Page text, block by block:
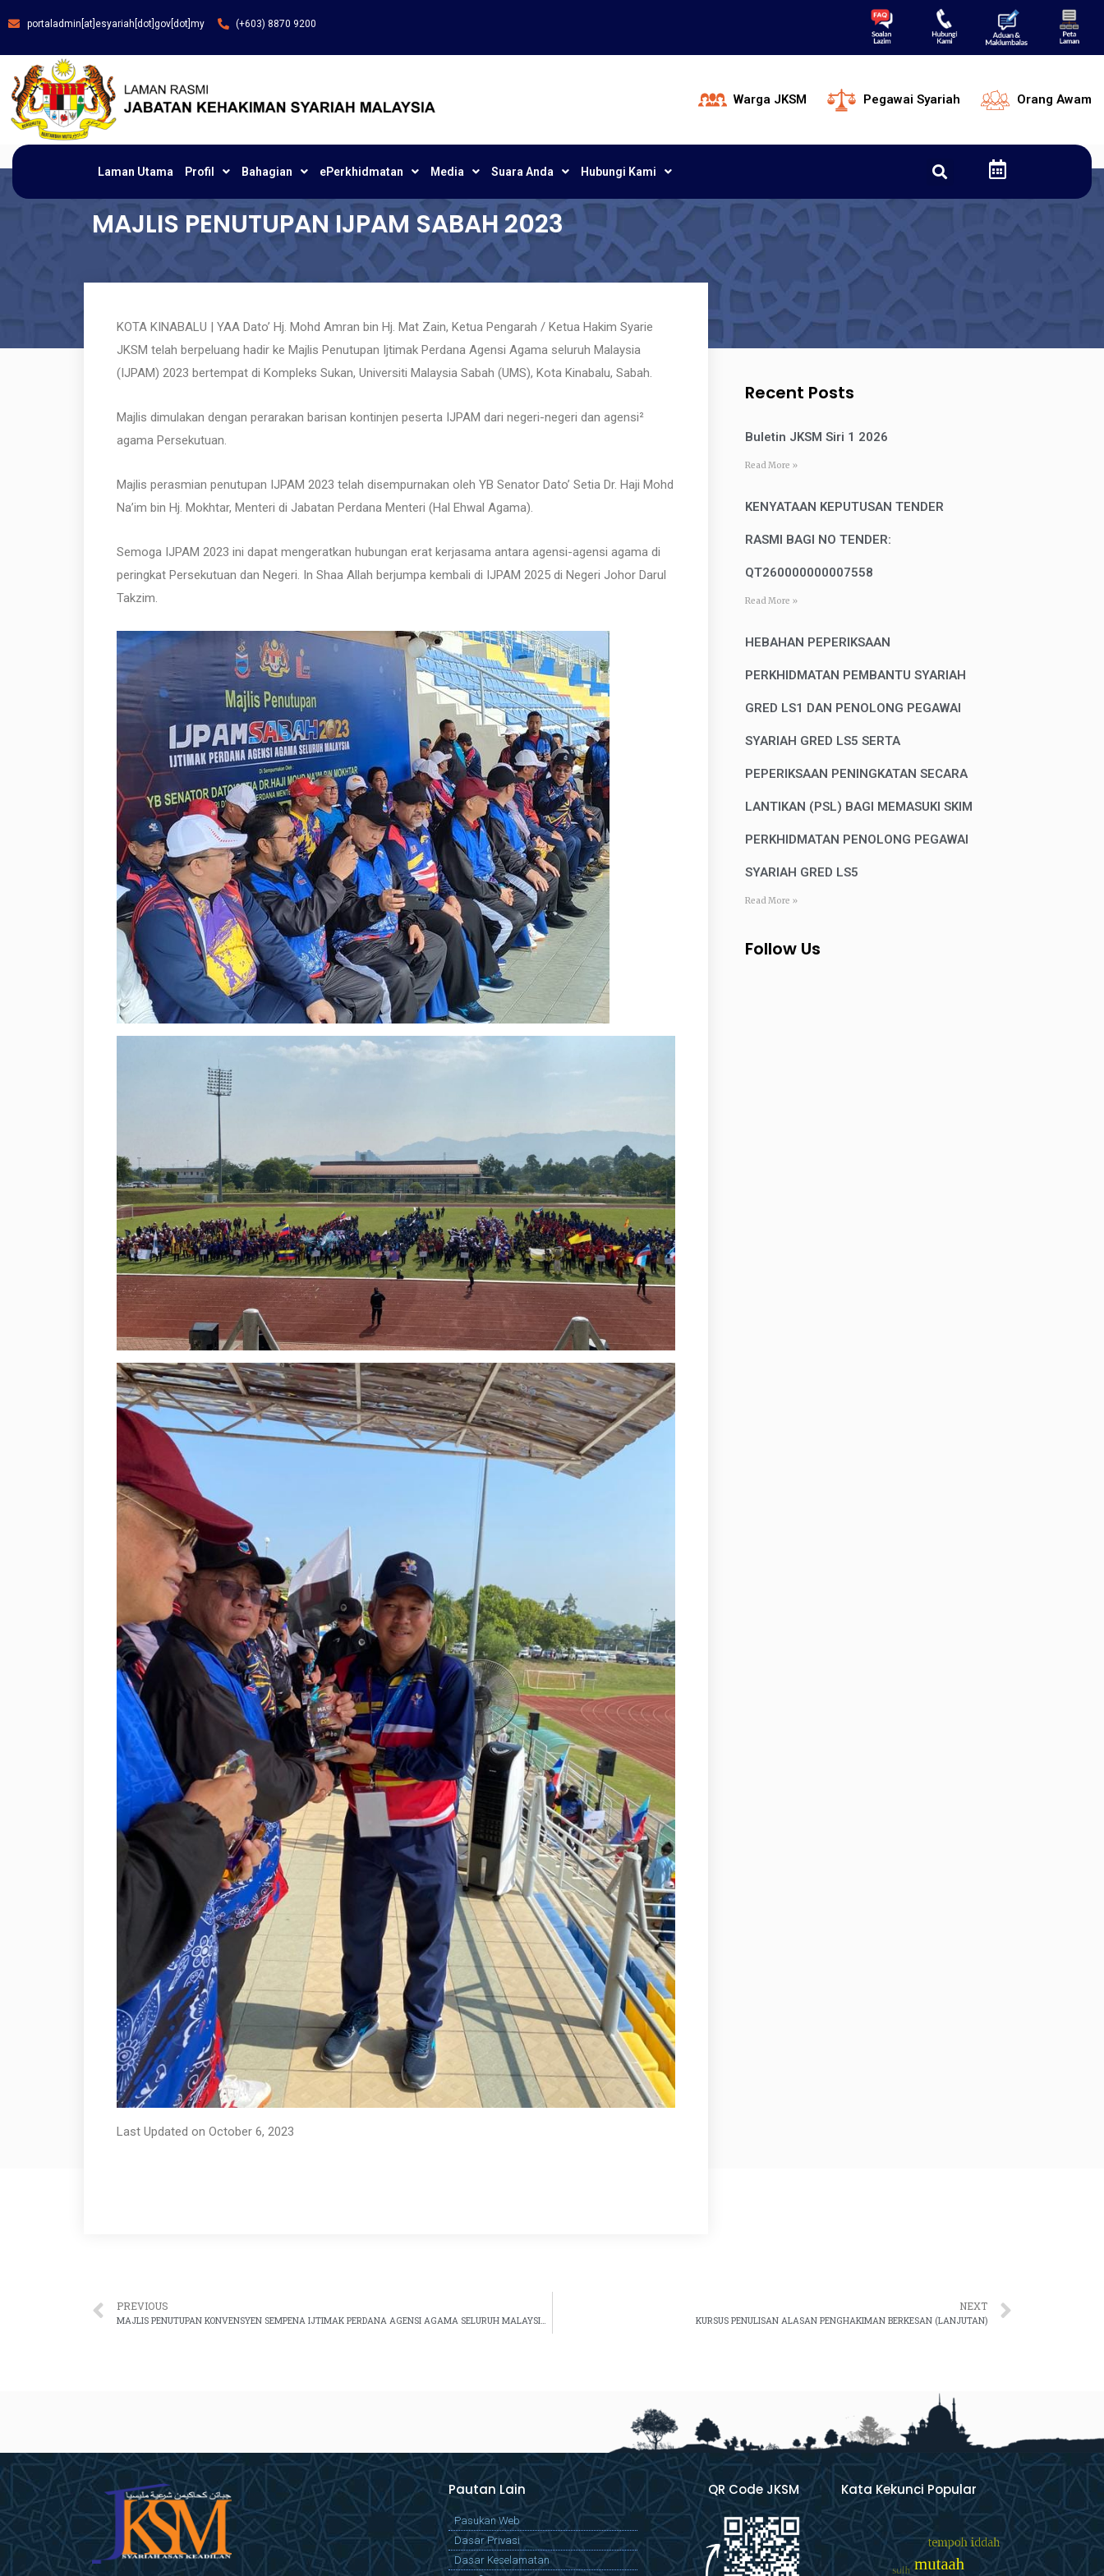
portaladmin[at]esyariah[dot]gov[dot]my (+603) 8870 9200
Warga JKSM Pegawai Syariah Orang Awam
Laman Utama Profil Bahagian ePerkhidmatan Media Suara Anda Hubungi Kami
MAJLIS PENUTUPAN IJPAM SABAH 2023
KOTA KINABALU | YAA Dato’ Hj. Mohd Amran bin Hj. Mat Zain, Ketua Pengarah / Ketua Hakim Syarie
JKSM telah berpeluang hadir ke Majlis Penutupan Ijtimak Perdana Agensi Agama seluruh Malaysia
(IJPAM) 2023 bertempat di Kompleks Sukan, Universiti Malaysia Sabah (UMS), Kota Kinabalu, Sabah.
Majlis dimulakan dengan perarakan barisan kontinjen peserta IJPAM dari negeri-negeri dan agensi²
agama Persekutuan.
Majlis perasmian penutupan IJPAM 2023 telah disempurnakan oleh YB Senator Dato’ Setia Dr. Haji Mohd
Na’im bin Hj. Mokhtar, Menteri di Jabatan Perdana Menteri (Hal Ehwal Agama).
Semoga IJPAM 2023 ini dapat mengeratkan hubungan erat kerjasama antara agensi-agensi agama di
peringkat Persekutuan dan Negeri. In Shaa Allah berjumpa kembali di IJPAM 2025 di Negeri Johor Darul
Takzim.
Last Updated on October 6, 2023
Recent Posts
Buletin JKSM Siri 1 2026
Read More »
KENYATAAN KEPUTUSAN TENDER
RASMI BAGI NO TENDER:
QT260000000007558
Read More »
HEBAHAN PEPERIKSAAN
PERKHIDMATAN PEMBANTU SYARIAH
GRED LS1 DAN PENOLONG PEGAWAI
SYARIAH GRED LS5 SERTA
PEPERIKSAAN PENINGKATAN SECARA
LANTIKAN (PSL) BAGI MEMASUKI SKIM
PERKHIDMATAN PENOLONG PEGAWAI
SYARIAH GRED LS5
Read More »
Follow Us
PREVIOUS NEXT
KURSUS PENULISAN ALASAN PENGHAKIMAN BERKESAN (LANJUTAN)
Pautan Lain
Pasukan Web
Dasar Privasi
Dasar Keselamatan
QR Code JKSM Kata Kekunci Popular